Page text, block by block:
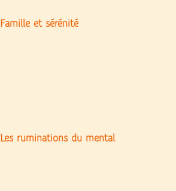
Famille et sérénité
Les ruminations du mental